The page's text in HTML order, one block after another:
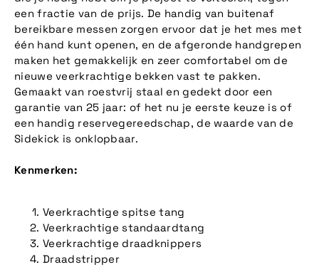
een fractie van de prijs. De handig van buitenaf
bereikbare messen zorgen ervoor dat je het mes met
één hand kunt openen, en de afgeronde handgrepen
maken het gemakkelijk en zeer comfortabel om de
nieuwe veerkrachtige bekken vast te pakken.
Gemaakt van roestvrij staal en gedekt door een
garantie van 25 jaar: of het nu je eerste keuze is of
een handig reservegereedschap, de waarde van de
Sidekick is onklopbaar.
Kenmerken:
Veerkrachtige spitse tang
Veerkrachtige standaardtang
Veerkrachtige draadknippers
Draadstripper